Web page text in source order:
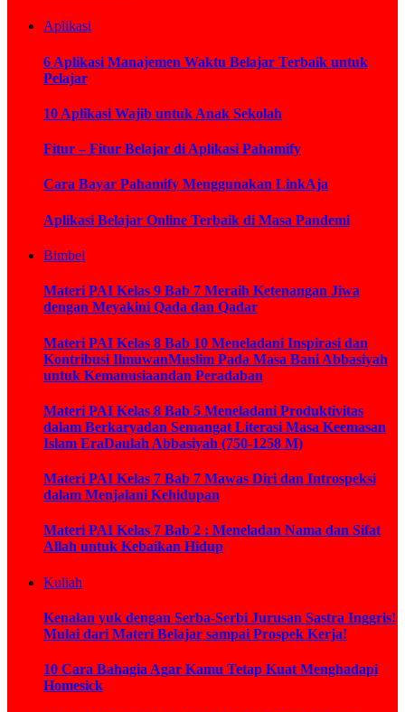
Aplikasi
6 Aplikasi Manajemen Waktu Belajar Terbaik untuk
Pelajar
10 Aplikasi Wajib untuk Anak Sekolah
Fitur – Fitur Belajar di Aplikasi Pahamify
Cara Bayar Pahamify Menggunakan LinkAja
Aplikasi Belajar Online Terbaik di Masa Pandemi
Bimbel
Materi PAI Kelas 9 Bab 7 Meraih Ketenangan Jiwa
dengan Meyakini Qada dan Qadar
Materi PAI Kelas 8 Bab 10 Meneladani Inspirasi dan
Kontribusi IlmuwanMuslim Pada Masa Bani Abbasiyah
untuk Kemanusiaandan Peradaban
Materi PAI Kelas 8 Bab 5 Meneladani Produktivitas
dalam Berkaryadan Semangat Literasi Masa Keemasan
Islam EraDaulah Abbasiyah (750-1258 M)
Materi PAI Kelas 7 Bab 7 Mawas Diri dan Introspeksi
dalam Menjalani Kehidupan
Materi PAI Kelas 7 Bab 2 : Meneladan Nama dan Sifat
Allah untuk Kebaikan Hidup
Kuliah
Kenalan yuk dengan Serba-Serbi Jurusan Sastra Inggris!
Mulai dari Materi Belajar sampai Prospek Kerja!
10 Cara Bahagia Agar Kamu Tetap Kuat Menghadapi
Homesick